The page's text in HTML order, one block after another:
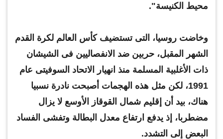
محيط الكنيسة".
وخاضت روسيا، التى تستضيف كأس العالم لكرة القدم
الشهر المقبل، حربين ضد الانفصاليين فى الشيشان
ذات الأغلبية المسلمة منذ انهيار الاتحاد السوفيتى عام
1991، لكن مثل هذه الهجمات أصبحت نادرة نسبيا
هناك، بيد أن إقليم شمال القوقاز الأوسع لا يزال
مضطربا، إذ يدفع ارتفاع معدل البطالة وتفشى الفساد
البعض إلى التشدد.